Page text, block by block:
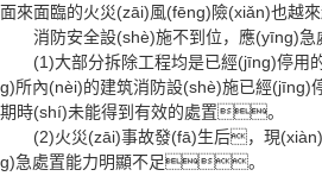
面來面臨的火災(zāi)風(fēng)險(xiǎn)也越
消防安全設(shè)施不到位，應(yīng)急
(1)大部分拆除工程均是已經(jīng)停
g)所內(nèi)的建筑消防設(shè)施已經
期時(shí)未能得到有效的處置。
(2)火災(zāi)事故發(fā)生后，現(xiàn)
g)急處置能力明顯不足。